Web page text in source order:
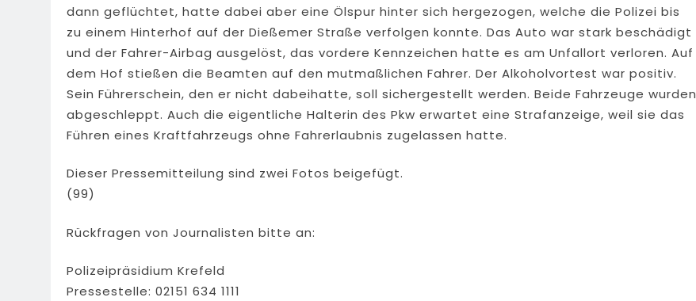
dann geflüchtet, hatte dabei aber eine Ölspur hinter sich hergezogen, welche die Polizei bis
zu einem Hinterhof auf der Dießemer Straße verfolgen konnte. Das Auto war stark beschädigt
und der Fahrer-Airbag ausgelöst, das vordere Kennzeichen hatte es am Unfallort verloren. Auf
dem Hof stießen die Beamten auf den mutmaßlichen Fahrer. Der Alkoholvortest war positiv.
Sein Führerschein, den er nicht dabeihatte, soll sichergestellt werden. Beide Fahrzeuge wurden
abgeschleppt. Auch die eigentliche Halterin des Pkw erwartet eine Strafanzeige, weil sie das
Führen eines Kraftfahrzeugs ohne Fahrerlaubnis zugelassen hatte.
Dieser Pressemitteilung sind zwei Fotos beigefügt.
(99)
Rückfragen von Journalisten bitte an:
Polizeipräsidium Krefeld
Pressestelle: 02151 634 1111